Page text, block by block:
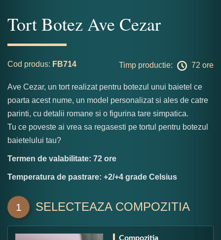
Tort Botez Ave Cezar
Cod produs: FB714 Timp productie: 72 ore
Ave Cezar, un tort realizat pentru botezul unui baietel ce
poarta acest nume, un model personalizat si ales de catre
parinti, cu detalii romane si o figurina tare simpatica.
Tu ce poveste ai vrea sa regasesti pe tortul pentru botezul
baietelului tau?
Termen de valabilitate: 72 ore
Temperatura de pastrare: +2/+4 grade Celsius
1 SELECTEAZA COMPOZITIA
Compozitia